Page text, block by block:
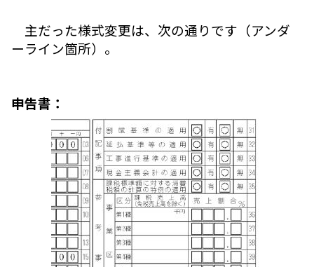
主だった様式変更は、次の通りです（アンダ
ーライン箇所）。
申告書：